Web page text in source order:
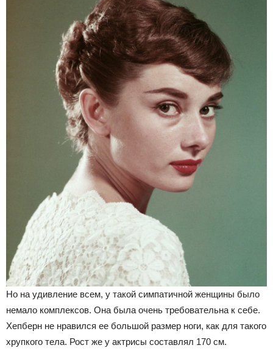
Но на удивление всем, у такой симпатичной женщины было
немало комплексов. Она была очень требовательна к себе.
Хепберн не нравился ее большой размер ноги, как для такого
хрупкого тела. Рост же у актрисы составлял 170 см.